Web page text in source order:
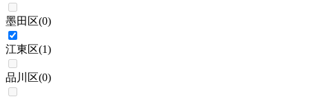
墨田区(0)
江東区(1)
品川区(0)